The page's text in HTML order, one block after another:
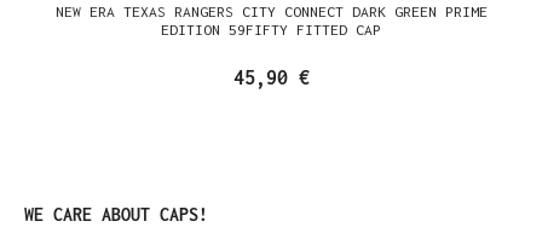
NEW ERA TEXAS RANGERS CITY CONNECT DARK GREEN PRIME
EDITION 59FIFTY FITTED CAP
45,90 €
Produktgalerie überspringen
WE CARE ABOUT CAPS!